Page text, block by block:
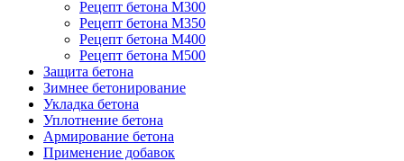
Рецепт бетона М300
Рецепт бетона М350
Рецепт бетона М400
Рецепт бетона М500
Защита бетона
Зимнее бетонирование
Укладка бетона
Уплотнение бетона
Армирование бетона
Применение добавок